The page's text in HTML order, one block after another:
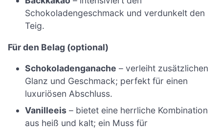
Schokoladengeschmack und verdunkelt den
Teig.
Für den Belag (optional)
Schokoladenganache – verleiht zusätzlichen
Glanz und Geschmack; perfekt für einen
luxuriösen Abschluss.
Vanilleeis – bietet eine herrliche Kombination
aus heiß und kalt; ein Muss für